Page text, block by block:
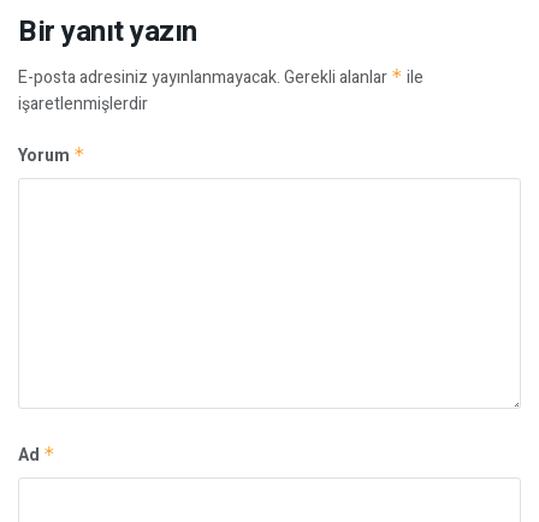
Bir yanıt yazın
E-posta adresiniz yayınlanmayacak.Gerekli alanlar * ile
işaretlenmişlerdir
Yorum *
Ad *